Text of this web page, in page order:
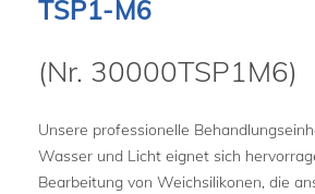
TSP1-M6
(Nr. 30000TSP1M6)
Unsere professionelle
Wasser und Licht eignet sich
Bearbeitung von Weichsilikonen, die